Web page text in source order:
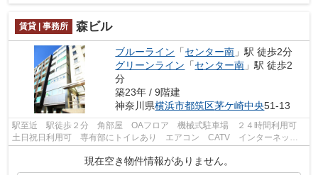
賃貸 | 事務所 森ビル
ブルーライン 「センター南 」駅 徒歩2分
グリーンライン 「センター南 」駅 徒歩2
分
築23年 / 9階建
神奈川県横浜市都筑区茅ケ崎中央51-13
駅至近 駅徒歩２分 角部屋 OAフロア 機械式駐車場 ２４時間利用可
土日祝日利用可 専有部にトイレあり エアコン CATV インターネット
現在空き物件情報がありません。